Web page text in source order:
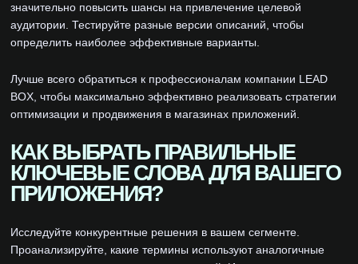
значительно повысить шансы на привлечение целевой
аудитории. Тестируйте разные версии описаний, чтобы
определить наиболее эффективные варианты.
Лучше всего обратиться к профессионалам компании LEAD
BOX, чтобы максимально эффективно реализовать стратегии
оптимизации и продвижения в магазинах приложений.
КАК ВЫБРАТЬ ПРАВИЛЬНЫЕ
КЛЮЧЕВЫЕ СЛОВА ДЛЯ ВАШЕГО
ПРИЛОЖЕНИЯ?
Исследуйте конкурентные решения в вашем сегменте.
Проанализируйте, какие термины используют аналогичные